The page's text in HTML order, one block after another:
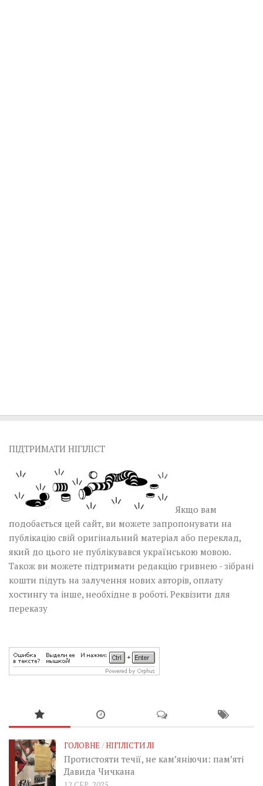
ПІДТРИМАТИ НІГІЛІСТ
Якщо вам
подобається цей сайт, ви можете запропонувати на
публікацію свій оригінальний матеріал або переклад,
який до цього не публікувався українською мовою.
Також ви можете підтримати редакцію гривнею - зібрані
кошти підуть на залучення нових авторів, оплату
хостингу та інше, необхідне в роботі. Реквізити для
переказу
ГОЛОВНЕ/НІГІЛІСТИ ЛІ
Протистояти течії, не кам’яніючи: пам’яті
Давида Чичкана